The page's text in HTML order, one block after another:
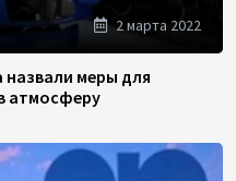
2 марта 2022
меры для
атмосферу